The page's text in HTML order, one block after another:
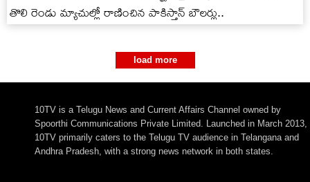
తొలి రెండు మ్యాచుల్లో రాణించిన పాకిస్తాన్ బౌలర్లు..
load more
10TV is a Telugu News and Current Affairs Channel owned by
Spoorthi Communications Private Limited. Launched in March 2013,
10TV primarily caters to the Telugu TV audience in Telangana and
Andhra Pradesh, with a strong news network in both states.